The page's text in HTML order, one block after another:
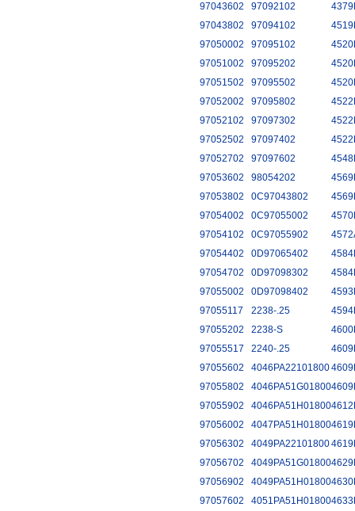
97043602
97092102
97043802
97094102
97050002
97095102
97051002
97095202
97051502
97095502
97052002
97095802
97052102
97097302
97052502
97097402
97052702
97097602
97053602
98054202
97053802
0C97043802
97054002
0C97055002
97054102
0C97055902
97054402
0D97065402
97054702
0D97098302
97055002
0D97098402
97055117
2238-.25
97055202
2238-S
97055517
2240-.25
97055602
4046PA22101800
97055802
4046PA51G01800
97055902
4046PA51H01800
97056002
4047PA51H01800
97056302
4049PA22101800
97056702
4049PA51G01800
97056902
4049PA51H01800
97057602
4051PA51H01800